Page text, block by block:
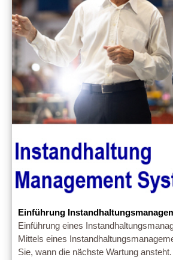
Einführung
Einführung eines
Mittels eines
Sie, wann die nächste Wartung ansteht.